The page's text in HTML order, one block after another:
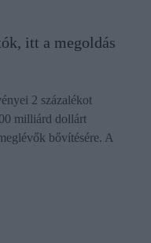
itt a megoldás
2 százalékot
milliárd dollárt
bővítésére. A